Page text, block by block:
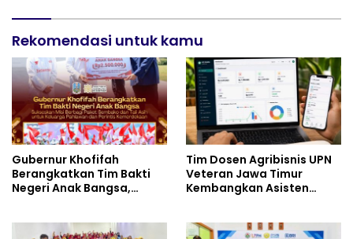
Semangat Nasionalisme
Rekomendasi untuk kamu
Gubernur Khofifah
Berangkatkan Tim Bakti
Negeri Anak Bangsa,
dan Perintis Kemerdekaan
Tim Dosen Agribisnis UPN
Veteran Jawa Timur
Kembangkan Asisten
UMKM